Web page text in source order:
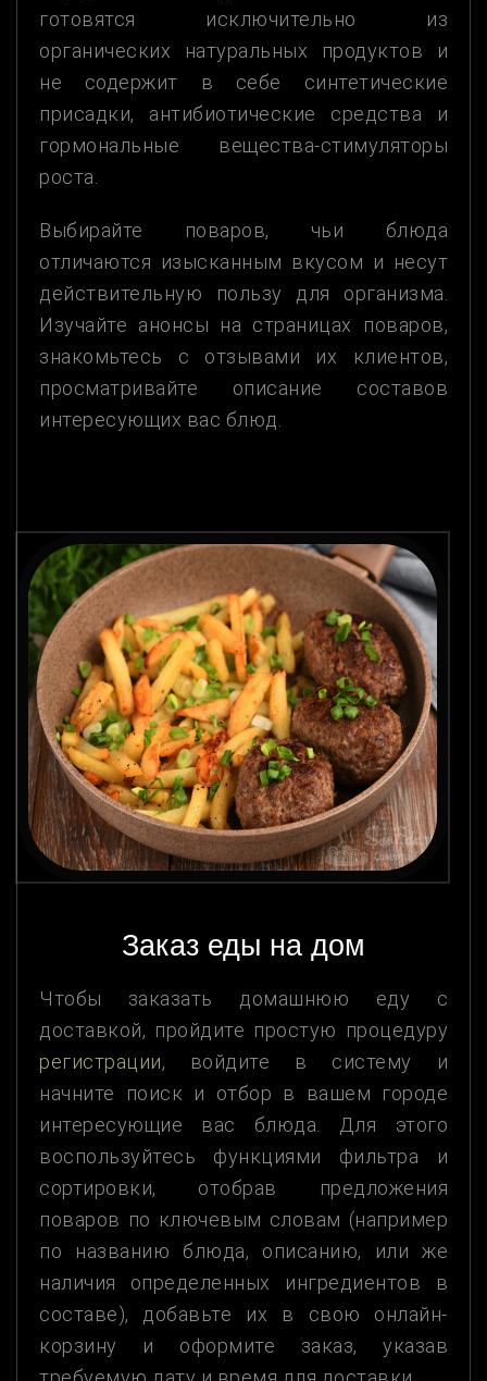
готовятся исключительно из
органических натуральных продуктов и
не содержит в себе синтетические
присадки, антибиотические средства и
гормональные вещества-стимуляторы
роста.
Выбирайте поваров, чьи блюда
отличаются изысканным вкусом и несут
действительную пользу для организма.
Изучайте анонсы на страницах поваров,
знакомьтесь с отзывами их клиентов,
просматривайте описание составов
интересующих вас блюд.
Заказ еды на дом
Чтобы заказать домашнюю еду с
доставкой, пройдите простую процедуру
регистрации, войдите в систему и
начните поиск и отбор в вашем городе
интересующие вас блюда. Для этого
воспользуйтесь функциями фильтра и
сортировки, отобрав предложения
поваров по ключевым словам (например
по названию блюда, описанию, или же
наличия определенных ингредиентов в
составе), добавьте их в свою онлайн-
корзину и оформите заказ, указав